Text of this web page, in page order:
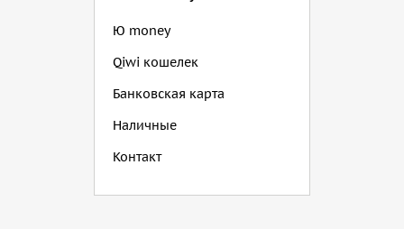
Ю money
Qiwi кошелек
Банковская карта
Наличные
Контакт